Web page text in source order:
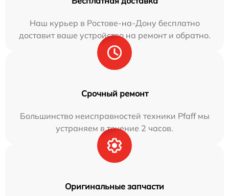
Наш курьер в Ростове-на-Дону бесплатно
доставит ваше устройство на ремонт и обратно.
Срочный ремонт
Большинство неисправностей техники Pfaff мы
устраняем в течение 2 часов.
Оригинальные запчасти